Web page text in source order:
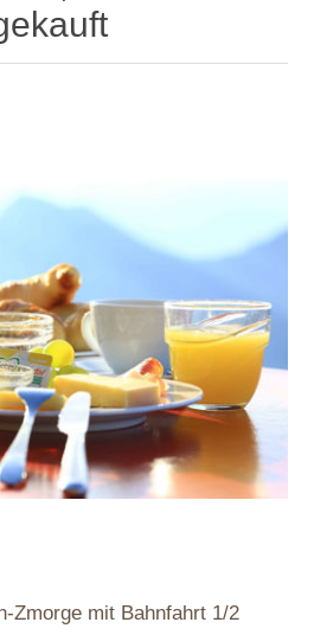
Zmorge mit Bahnfahrt 1/2